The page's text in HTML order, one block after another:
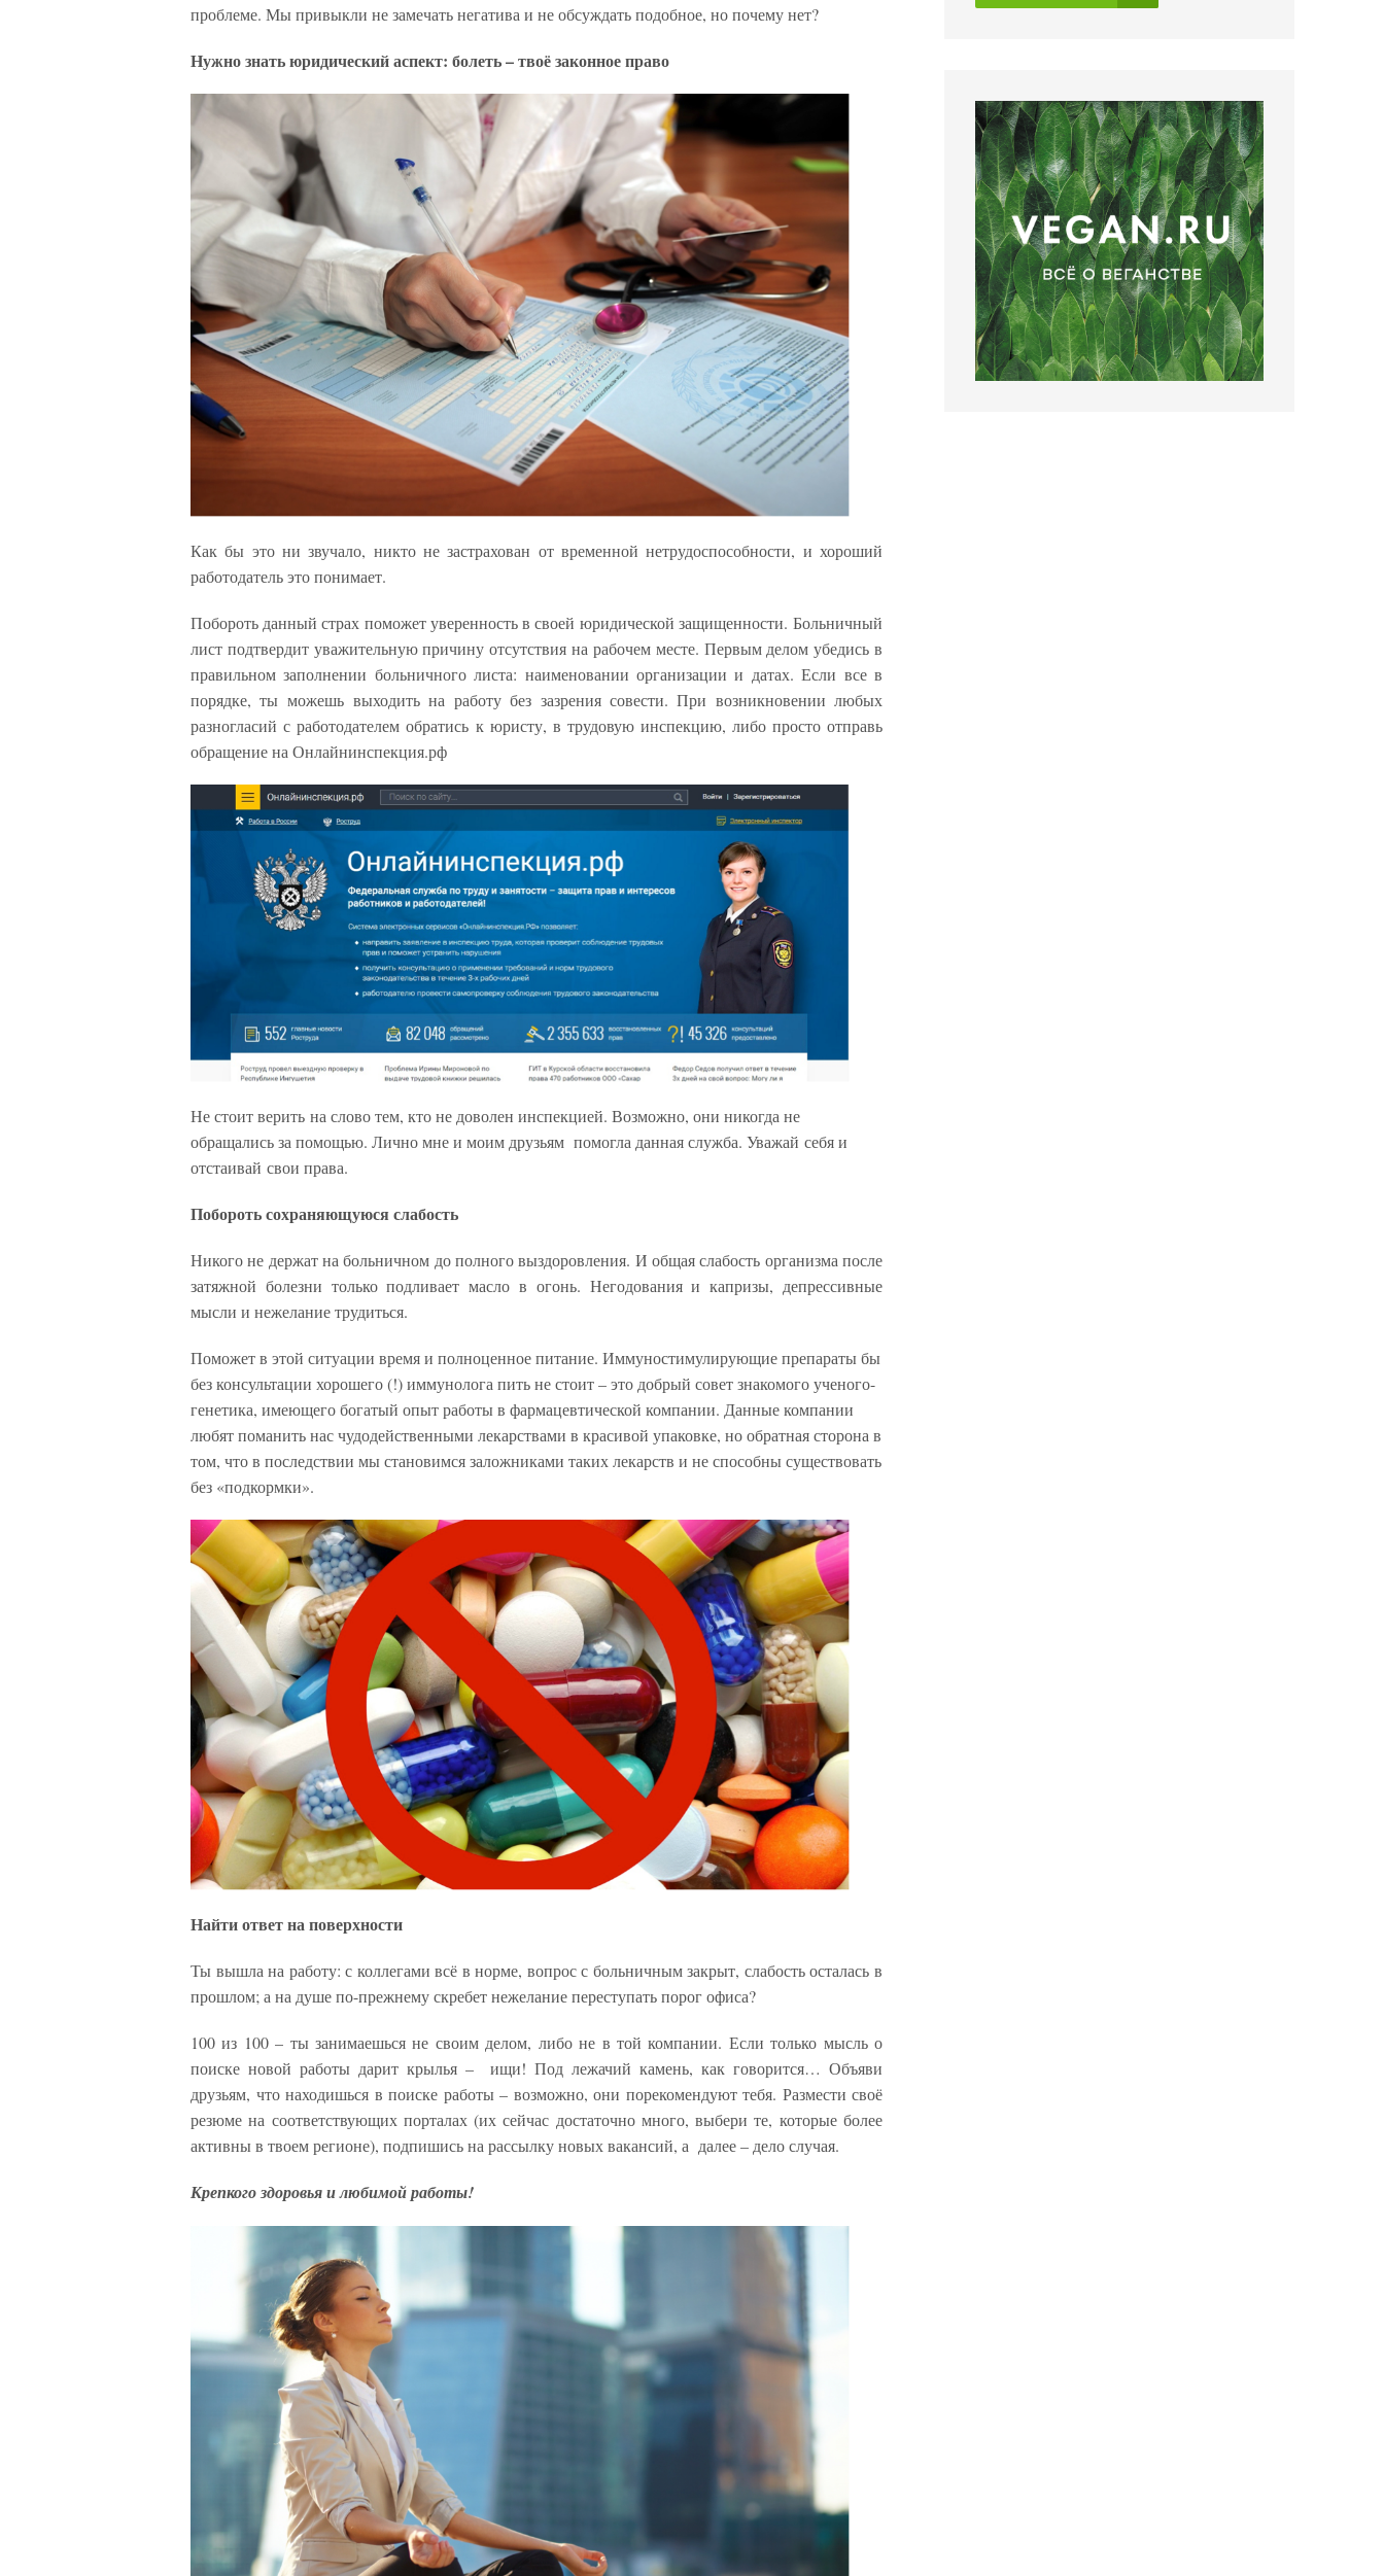
проблеме. Мы привыкли не замечать негатива и не обсуждать подобное, но почему нет?
Нужно знать юридический аспект: болеть – твоё законное право
Как бы это ни звучало, никто не застрахован от временной нетрудоспособности, и хороший
работодатель это понимает.
Побороть данный страх поможет уверенность в своей юридической защищенности. Больничный
лист подтвердит уважительную причину отсутствия на рабочем месте. Первым делом убедись в
правильном заполнении больничного листа: наименовании организации и датах. Если все в
порядке, ты можешь выходить на работу без зазрения совести. При возникновении любых
разногласий с работодателем обратись к юристу, в трудовую инспекцию, либо просто отправь
обращение на Онлайнинспекция.рф
Не стоит верить на слово тем, кто не доволен инспекцией. Возможно, они никогда не
обращались за помощью. Лично мне и моим друзьям помогла данная служба. Уважай себя и
отстаивай свои права.
Побороть сохраняющуюся слабость
Никого не держат на больничном до полного выздоровления. И общая слабость организма после
затяжной болезни только подливает масло в огонь. Негодования и капризы, депрессивные
мысли и нежелание трудиться.
Поможет в этой ситуации время и полноценное питание. Иммуностимулирующие препараты бы
без консультации хорошего (!) иммунолога пить не стоит – это добрый совет знакомого ученого-
генетика, имеющего богатый опыт работы в фармацевтической компании. Данные компании
любят поманить нас чудодейственными лекарствами в красивой упаковке, но обратная сторона в
том, что в последствии мы становимся заложниками таких лекарств и не способны существовать
без «подкормки».
Найти ответ на поверхности
Ты вышла на работу: с коллегами всё в норме, вопрос с больничным закрыт, слабость осталась в
прошлом; а на душе по-прежнему скребет нежелание переступать порог офиса?
100 из 100 – ты занимаешься не своим делом, либо не в той компании. Если только мысль о
поиске новой работы дарит крылья – ищи! Под лежачий камень, как говорится… Объяви
друзьям, что находишься в поиске работы – возможно, они порекомендуют тебя. Размести своё
резюме на соответствующих порталах (их сейчас достаточно много, выбери те, которые более
активны в твоем регионе), подпишись на рассылку новых вакансий, а далее – дело случая.
Крепкого здоровья и любимой работы!